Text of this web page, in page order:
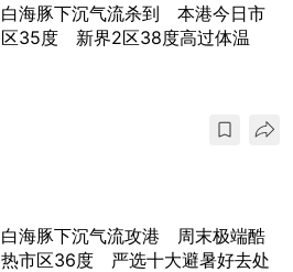
白海豚下沉气流杀到 本港今日市
区35度 新界2区38度高过体温
白海豚下沉气流攻港 周末极端酷
热市区36度 严选十大避暑好去处